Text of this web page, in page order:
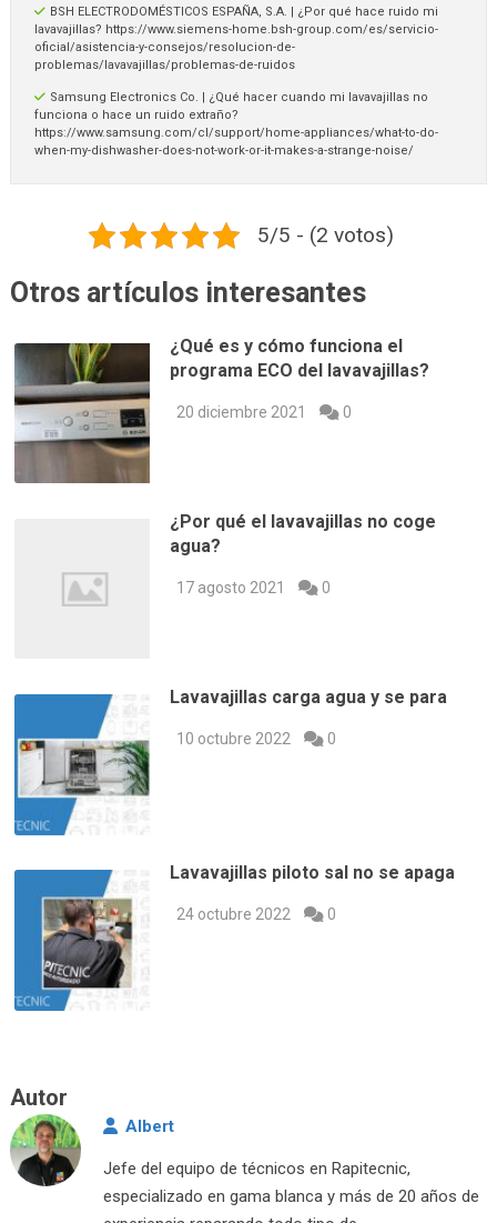
BSH ELECTRODOMÉSTICOS ESPAÑA, S.A. | ¿Por qué hace ruido mi
lavavajillas? https://www.siemens-home.bsh-group.com/es/servicio-
oficial/asistencia-y-consejos/resolucion-de-
problemas/lavavajillas/problemas-de-ruidos
Samsung Electronics Co. | ¿Qué hacer cuando mi lavavajillas no
funciona o hace un ruido extraño?
https://www.samsung.com/cl/support/home-appliances/what-to-do-
when-my-dishwasher-does-not-work-or-it-makes-a-strange-noise/
5/5 - (2 votos)
Otros artículos interesantes
¿Qué es y cómo funciona el
programa ECO del lavavajillas?
20 diciembre 2021 0
¿Por qué el lavavajillas no coge
agua?
17 agosto 2021 0
Lavavajillas carga agua y se para
10 octubre 2022 0
Lavavajillas piloto sal no se apaga
24 octubre 2022 0
Autor
Albert
Jefe del equipo de técnicos en Rapitecnic,
especializado en gama blanca y más de 20 años de